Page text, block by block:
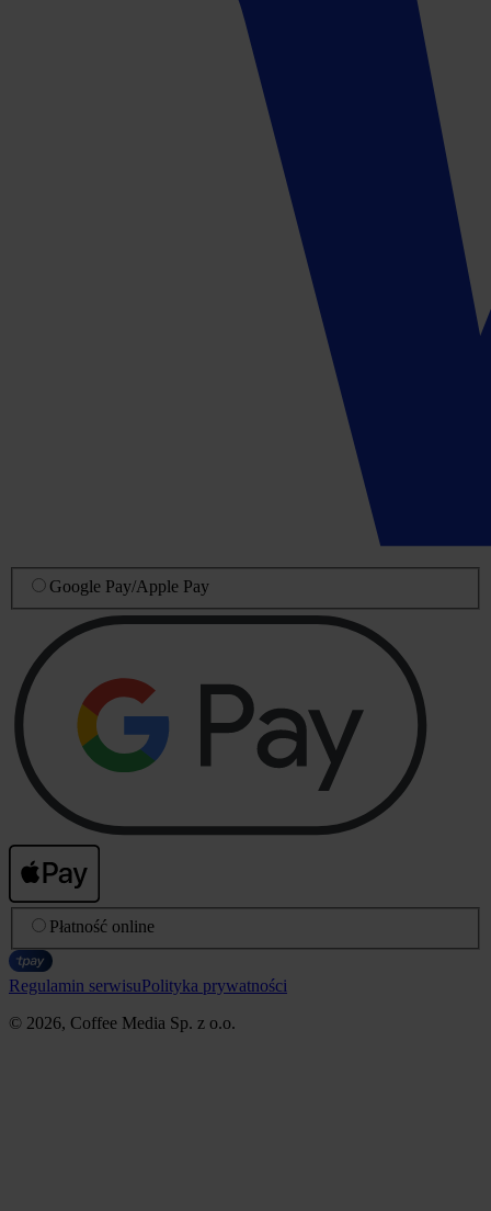
Google Pay/Apple Pay
Płatność online
Regulamin serwisuPolityka prywatności
© 2026, Coffee Media Sp. z o.o.